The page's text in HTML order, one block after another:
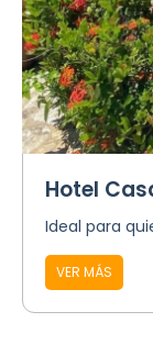
Hotel
Ideal para
VER MÁS